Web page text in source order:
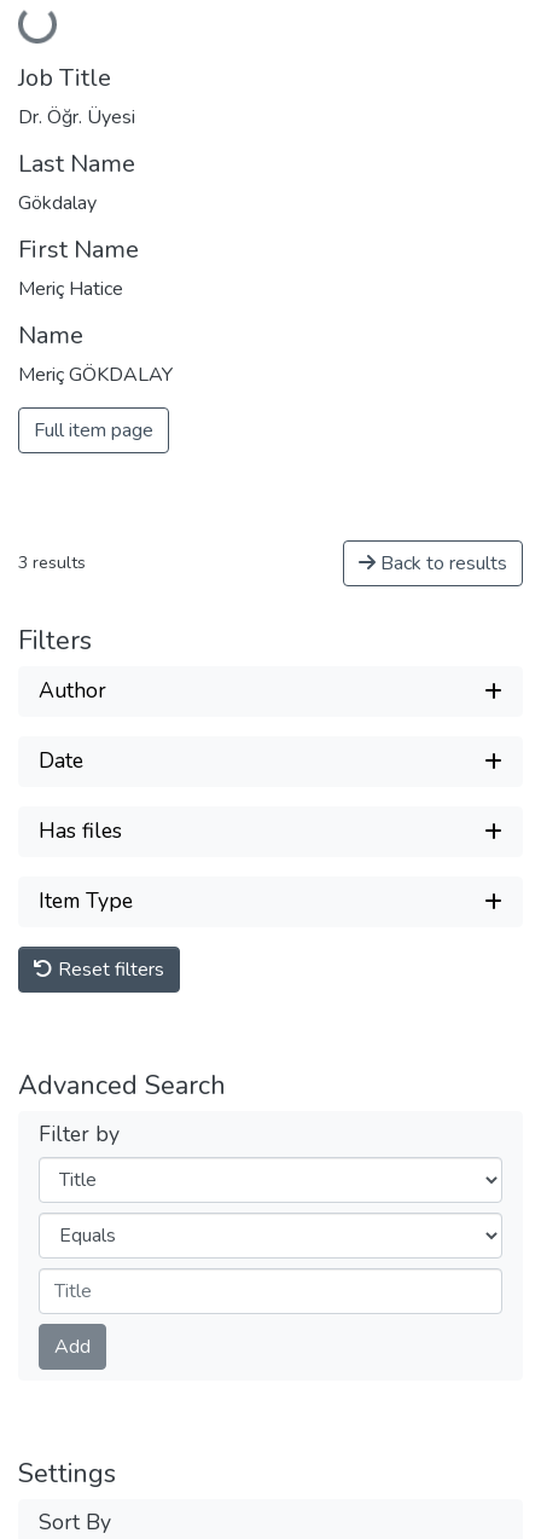
Loading...
Job Title
Dr. Öğr. Üyesi
Last Name
Gökdalay
First Name
Meriç Hatice
Name
Meriç GÖKDALAY
Full item page
3 results Back to results
Filters
Author
Date
Has files
Item Type
Reset filters
Advanced Search
Filter by
Filters
Operators
Submit
Add
Settings
Sort By